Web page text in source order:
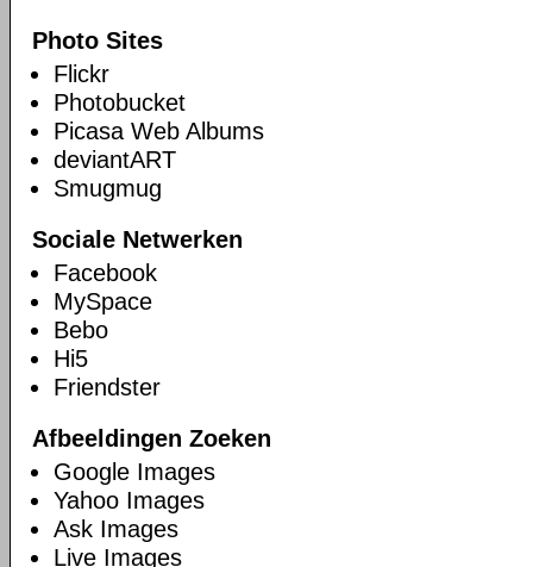
Photo Sites
Flickr
Photobucket
Picasa Web Albums
deviantART
Smugmug
Sociale Netwerken
Facebook
MySpace
Bebo
Hi5
Friendster
Afbeeldingen Zoeken
Google Images
Yahoo Images
Ask Images
Live Images